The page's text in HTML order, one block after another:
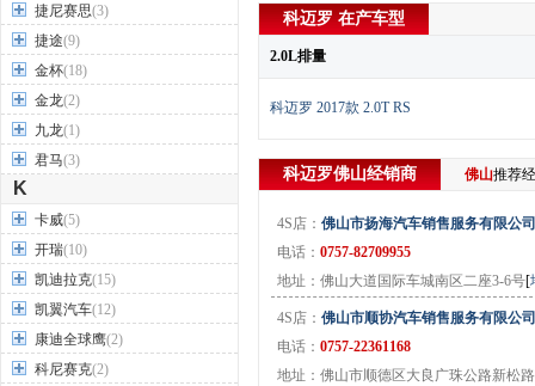
捷尼赛思(3)
捷途(9)
金杯(18)
金龙(2)
九龙(1)
君马(3)
K
卡威(5)
开瑞(10)
凯迪拉克(15)
凯翼汽车(12)
康迪全球鹰(2)
科尼赛克(2)
科迈罗 在产车型
2.0L排量
科迈罗 2017款 2.0T RS
科迈罗佛山经销商 佛山推荐
4S店： 佛山市扬海汽车销售服务有限公司
电话： 0757-82709955
地址：佛山大道国际车城南区二座3-6号[
4S店： 佛山市顺协汽车销售服务有限公司
电话： 0757-22361168
地址：佛山市顺德区大良广珠公路新松